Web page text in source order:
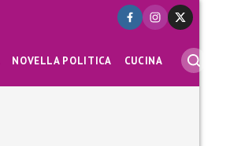
NOVELLA POLITICA CUCINA